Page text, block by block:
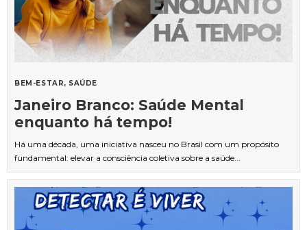
BEM-ESTAR SAÚDE
Janeiro Branco: Saúde Mental
enquanto há tempo!
Há uma década, uma iniciativa nasceu no Brasil com um propósito
fundamental: elevar a consciência coletiva sobre a saúde...